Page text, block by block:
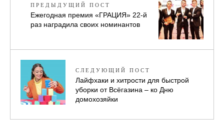
ПРЕДЫДУЩИЙ ПОСТ
Ежегодная премия «ГРАЦИЯ» 22-й
раз наградила своих номинантов
СЛЕДУЮЩИЙ ПОСТ
Лайфхаки и хитрости для быстрой
уборки от Всёгазина – ко Дню
домохозяйки